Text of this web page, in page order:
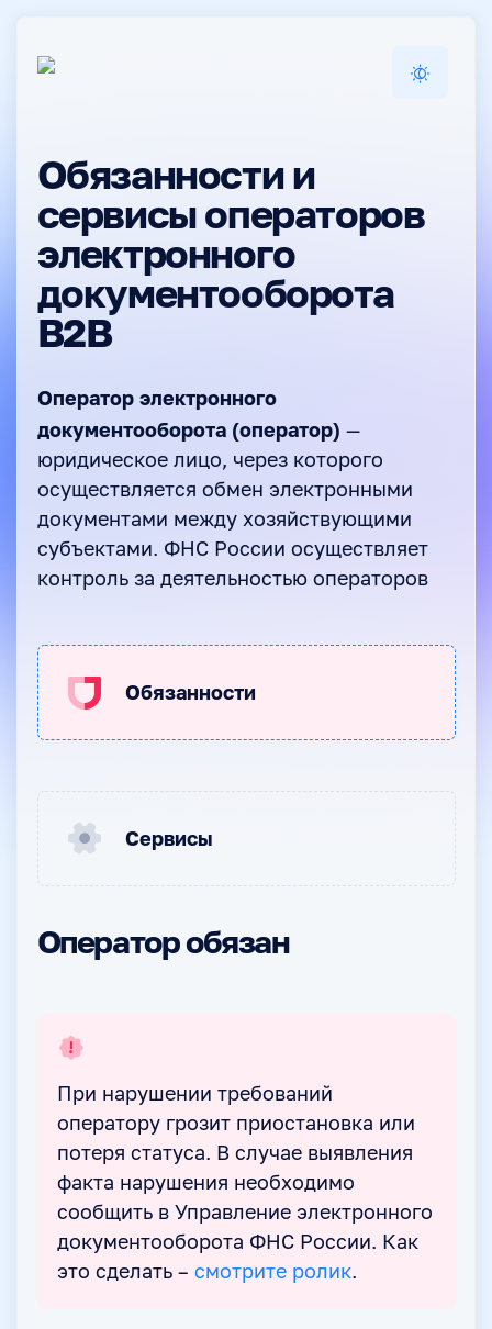
Обязанности и
сервисы операторов
электронного
документооборота
В2В
Оператор электронного
документооборота (оператор) —
юридическое лицо, через которого
осуществляется обмен электронными
документами между хозяйствующими
субъектами. ФНС России осуществляет
контроль за деятельностью операторов
Обязанности
Сервисы
Оператор обязан
При нарушении требований
оператору грозит приостановка или
потеря статуса. В случае выявления
факта нарушения необходимо
сообщить в Управление электронного
документооборота ФНС России. Как
это сделать – смотрите ролик.